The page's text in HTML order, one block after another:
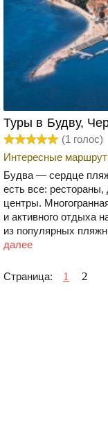
Туры в Будву,
(1 голос)
Интересные
Будва — сердце
есть все:
центры.
и активного отдыха
из популярных
далее
Страница: 1 2